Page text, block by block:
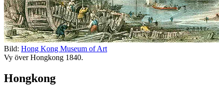
Bild: Hong Kong Museum of Art
Vy över Hongkong 1840.
Hongkong